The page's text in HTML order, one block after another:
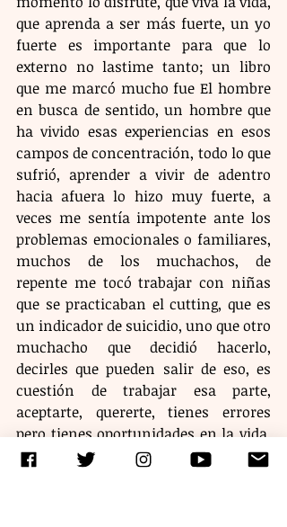
que aprenda a ser más fuerte, un yo
fuerte es importante para que lo
externo no lastime tanto; un libro
que me marcó mucho fue El hombre
en busca de sentido, un hombre que
ha vivido esas experiencias en esos
campos de concentración, todo lo que
sufrió, aprender a vivir de adentro
hacia afuera lo hizo muy fuerte, a
veces me sentía impotente ante los
problemas emocionales o familiares,
muchos de los muchachos, de
repente me tocó trabajar con niñas
que se practicaban el cutting, que es
un indicador de suicidio, uno que otro
muchacho que decidió hacerlo,
decirles que pueden salir de eso, es
cuestión de trabajar esa parte,
aceptarte, quererte, tienes errores
pero tienes oportunidades en la vida,
dicen que los hombres no deben